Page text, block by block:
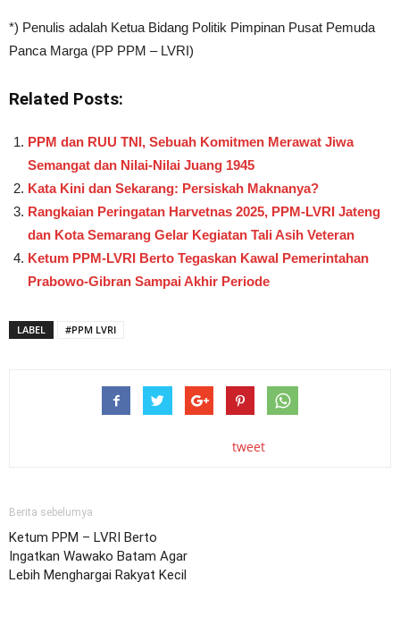
*) Penulis adalah Ketua Bidang Politik Pimpinan Pusat Pemuda
Panca Marga (PP PPM – LVRI)
Related Posts:
PPM dan RUU TNI, Sebuah Komitmen Merawat Jiwa
Semangat dan Nilai-Nilai Juang 1945
Kata Kini dan Sekarang: Persiskah Maknanya?
Rangkaian Peringatan Harvetnas 2025, PPM-LVRI Jateng
dan Kota Semarang Gelar Kegiatan Tali Asih Veteran
Ketum PPM-LVRI Berto Tegaskan Kawal Pemerintahan
Prabowo-Gibran Sampai Akhir Periode
LABEL #PPM LVRI
tweet
Berita sebelumya
Ketum PPM – LVRI Berto
Ingatkan Wawako Batam Agar
Lebih Menghargai Rakyat Kecil